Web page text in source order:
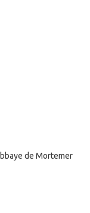
de Mortemer